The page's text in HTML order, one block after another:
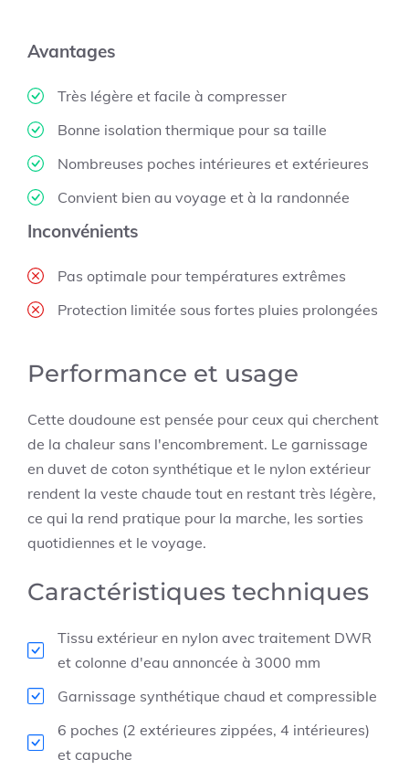
Avantages
Très légère et facile à compresser
Bonne isolation thermique pour sa taille
Nombreuses poches intérieures et extérieures
Convient bien au voyage et à la randonnée
Inconvénients
Pas optimale pour températures extrêmes
Protection limitée sous fortes pluies prolongées
Performance et usage
Cette doudoune est pensée pour ceux qui cherchent
de la chaleur sans l'encombrement. Le garnissage
en duvet de coton synthétique et le nylon extérieur
rendent la veste chaude tout en restant très légère,
ce qui la rend pratique pour la marche, les sorties
quotidiennes et le voyage.
Caractéristiques techniques
Tissu extérieur en nylon avec traitement DWR
et colonne d'eau annoncée à 3000 mm
Garnissage synthétique chaud et compressible
6 poches (2 extérieures zippées, 4 intérieures)
et capuche